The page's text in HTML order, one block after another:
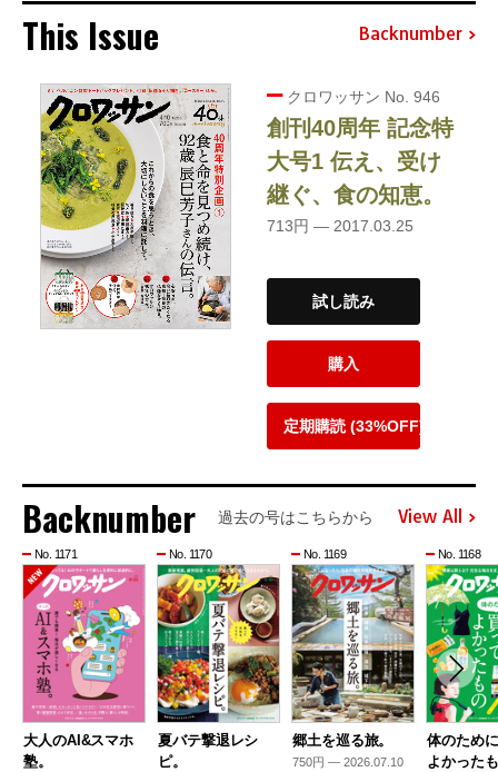
This Issue Backnumber
クロワッサン No. 946
創刊40周年 記念特
大号1 伝え、受け
継ぐ、食の知恵。
713円 — 2017.03.25
試し読み
購入
定期購読 (33%OFF)
Backnumber 過去の号はこちらから View All
No. 1171
大人のAI&スマホ
塾。
No. 1170
夏バテ撃退レシ
ピ。
No. 1169
郷土を巡る旅。
750円 — 2026.07.10
No. 1168
体のため
よかった